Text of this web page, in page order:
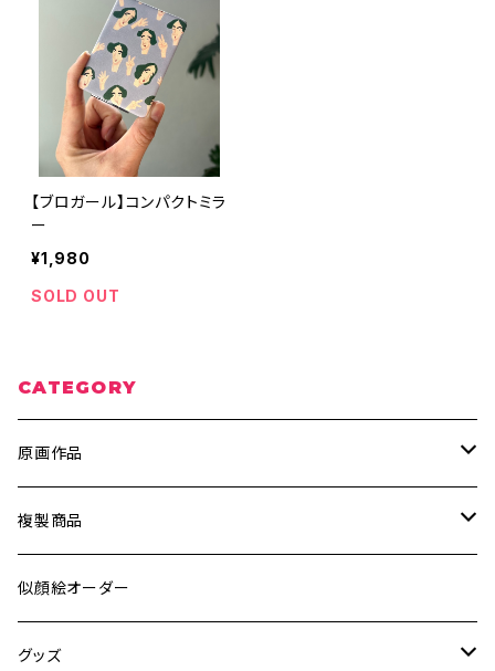
【ブロガール】コンパクトミラ
ー
¥1,980
SOLD OUT
CATEGORY
原画作品
ポスター、ポストカード
ウッドペイント
キャンバス
複製商品
A4サイズ
ポストカードサイズ
似顔絵オーダー
グッズ